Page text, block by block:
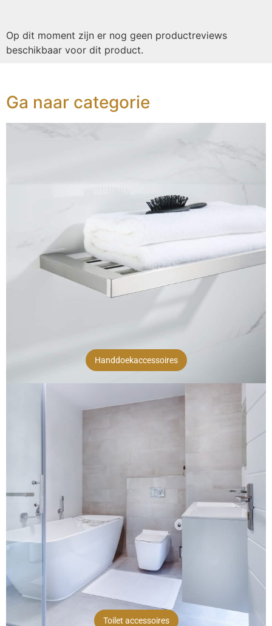
Op dit moment zijn er nog geen productreviews
beschikbaar voor dit product.
Ga naar categorie
Handdoekaccessoires
Toilet accessoires